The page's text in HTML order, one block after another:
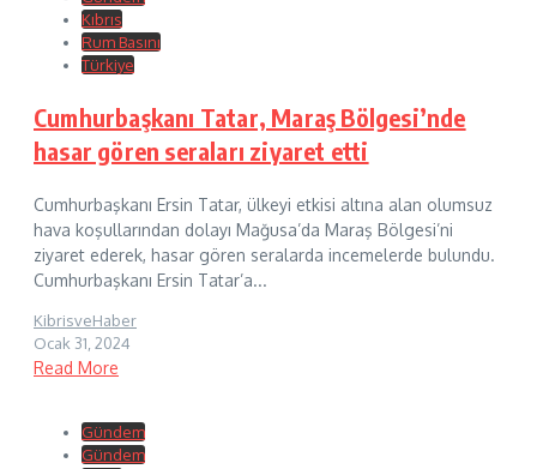
Kıbrıs
Rum Basını
Türkiye
Cumhurbaşkanı Tatar, Maraş Bölgesi’nde
hasar gören seraları ziyaret etti
Cumhurbaşkanı Ersin Tatar, ülkeyi etkisi altına alan olumsuz
hava koşullarından dolayı Mağusa’da Maraş Bölgesi’ni
ziyaret ederek, hasar gören seralarda incemelerde bulundu.
Cumhurbaşkanı Ersin Tatar’a...
KibrisveHaber
Ocak 31, 2024
Read More
Gündem
Gündem